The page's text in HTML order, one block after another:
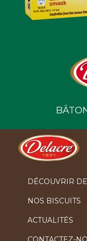
DÉCOUVRIR
NOS BISCUITS
ACTUALITÉS